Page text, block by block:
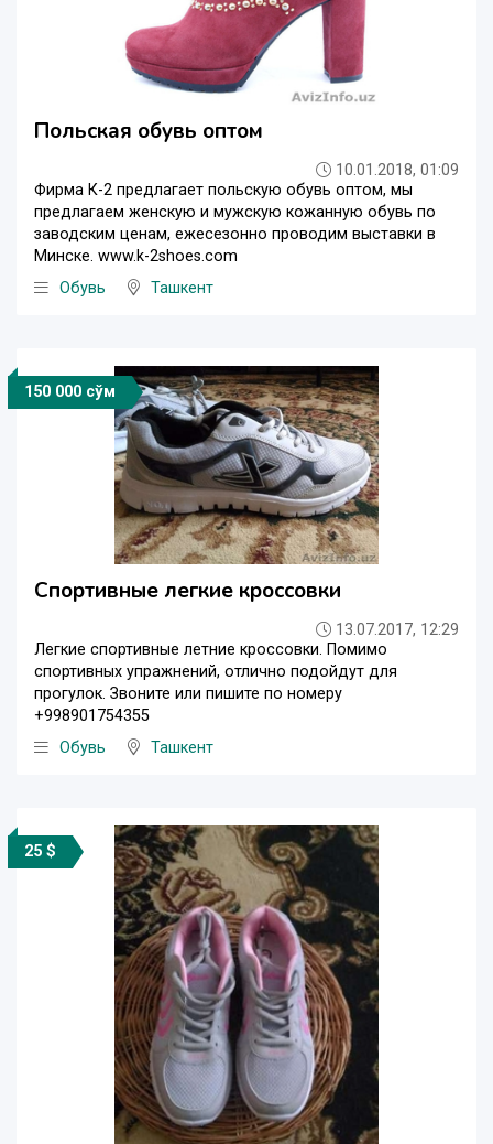
Польская обувь оптом
10.01.2018, 01:09
Фирма К-2 предлагает польскую обувь оптом, мы
предлагаем женскую и мужскую кожанную обувь по
заводским ценам, ежесезонно проводим выставки в
Минске. www.k-2shoes.com
Обувь
Ташкент
150 000 сўм
Спортивные легкие кроссовки
13.07.2017, 12:29
Легкие спортивные летние кроссовки. Помимо
спортивных упражнений, отлично подойдут для
прогулок. Звоните или пишите по номеру
+998901754355
Обувь
Ташкент
25 $